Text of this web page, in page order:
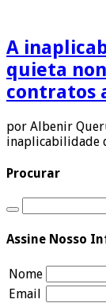
A
quieta
contratos
por Albenir
inaplicabilidade
Procurar
Assine Nosso
Nome
Email